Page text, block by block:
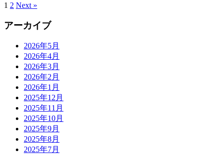
1 2 Next »
アーカイブ
2026年5月
2026年4月
2026年3月
2026年2月
2026年1月
2025年12月
2025年11月
2025年10月
2025年9月
2025年8月
2025年7月